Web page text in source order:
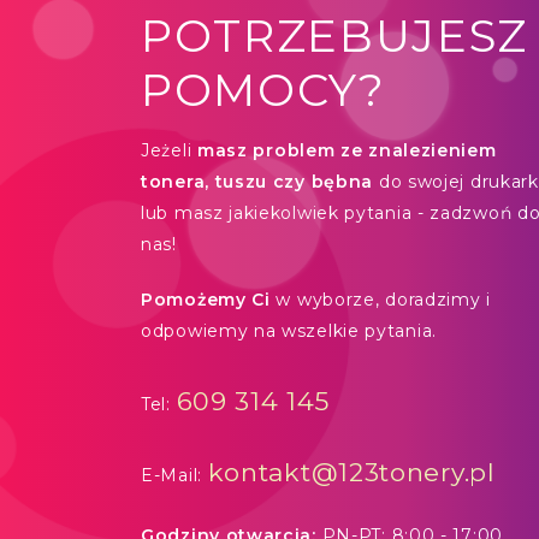
POTRZEBUJESZ
POMOCY?
Jeżeli masz problem ze znalezieniem
tonera, tuszu czy bębna do swojej
lub masz jakiekolwiek pytania - zadzwoń
nas!
Pomożemy Ci w wyborze, doradzimy i
odpowiemy na wszelkie pytania.
Tel: 609 314 145
E-Mail: kontakt@123tonery.pl